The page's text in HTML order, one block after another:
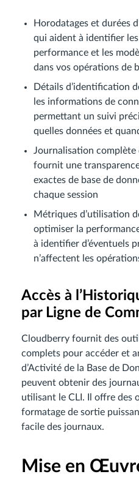
Horodatages et durées
qui aident à identifier
performance et les
dans vos opérations de
Détails d’identification
les informations de
permettant un suivi
quelles données et
Journalisation
fournit une
exactes de base de
chaque session
Métriques d’utilisation
optimiser la
à identifier d’éventuels
n’affectent les
Accès à
par Ligne de
Cloudberry fournit des
complets pour accéder et
d’Activité de la Base de
peuvent obtenir des
utilisant le CLI. Il offre des
formatage de sortie
facile des journaux.
Mise en